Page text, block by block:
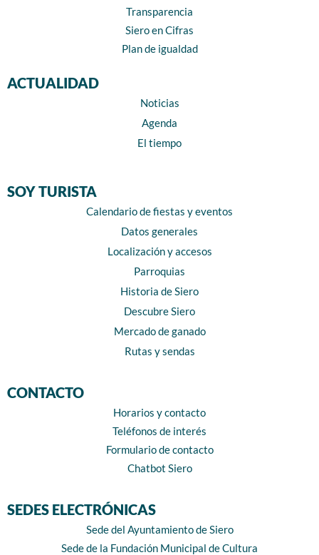
Transparencia
Siero en Cifras
Plan de igualdad
ACTUALIDAD
Noticias
Agenda
El tiempo
SOY TURISTA
Calendario de fiestas y eventos
Datos generales
Localización y accesos
Parroquias
Historia de Siero
Descubre Siero
Mercado de ganado
Rutas y sendas
CONTACTO
Horarios y contacto
Teléfonos de interés
Formulario de contacto
Chatbot Siero
SEDES ELECTRÓNICAS
Sede del Ayuntamiento de Siero
Sede de la Fundación Municipal de Cultura